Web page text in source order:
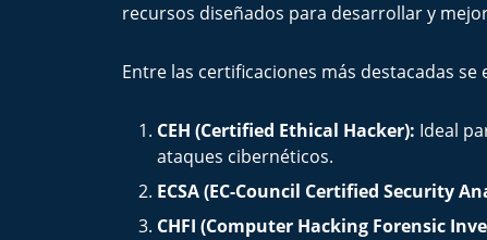
recursos diseñados para desarrollar y
Entre las certificaciones más destacadas se
CEH (Certified Ethical Hacker): Ideal
ataques cibernéticos.
ECSA (EC-Council Certified Security
CHFI (Computer Hacking Forensic